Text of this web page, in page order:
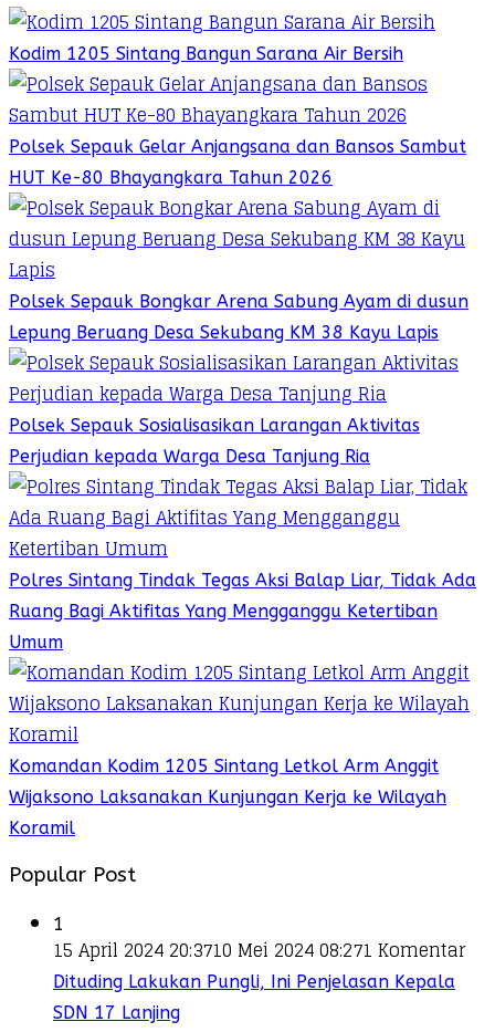
Kodim 1205 Sintang Bangun Sarana Air Bersih
Polsek Sepauk Gelar Anjangsana dan Bansos Sambut
HUT Ke-80 Bhayangkara Tahun 2026
Polsek Sepauk Bongkar Arena Sabung Ayam di dusun
Lepung Beruang Desa Sekubang KM 38 Kayu Lapis
Polsek Sepauk Sosialisasikan Larangan Aktivitas
Perjudian kepada Warga Desa Tanjung Ria
Polres Sintang Tindak Tegas Aksi Balap Liar, Tidak Ada
Ruang Bagi Aktifitas Yang Mengganggu Ketertiban
Umum
Komandan Kodim 1205 Sintang Letkol Arm Anggit
Wijaksono Laksanakan Kunjungan Kerja ke Wilayah
Koramil
Popular Post
1
15 April 2024 20:3710 Mei 2024 08:271 Komentar
Dituding Lakukan Pungli, Ini Penjelasan Kepala
SDN 17 Lanjing